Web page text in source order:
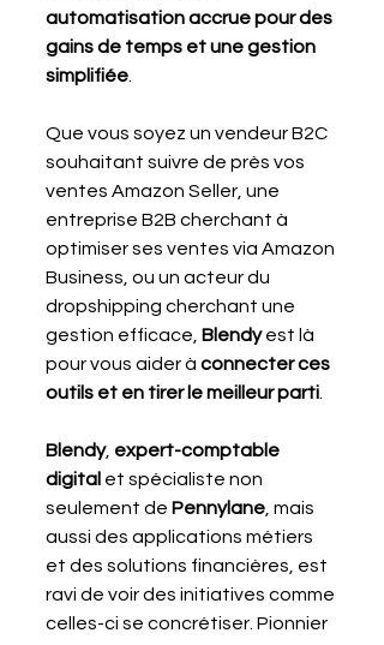
automatisation accrue pour des
gains de temps et une gestion
simplifiée
Que vous soyez un vendeur B2C
souhaitant suivre de près vos
ventes Amazon Seller, une
entreprise B2B cherchant à
optimiser ses ventes via Amazon
Business, ou un acteur du
dropshipping cherchant une
gestion efficace, Blendy est là
pour vous aider à connecter ces
outils et en tirer le meilleur parti
Blendy, expert-comptable
digital et spécialiste non
seulement de Pennylane , mais
aussi des applications métiers
et des solutions financières, est
ravi de voir des initiatives comme
celles-ci se concrétiser. Pionnier